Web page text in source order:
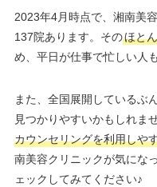
2023年4月時点で、湘南美
137院あります。そのほと
め、平日が仕事で忙しい人
また、全国展開しているぶ
見つかりやすいかもしれませ
カウンセリングを利用しや
南美容クリニックが気にな
ェックしてみてください♪